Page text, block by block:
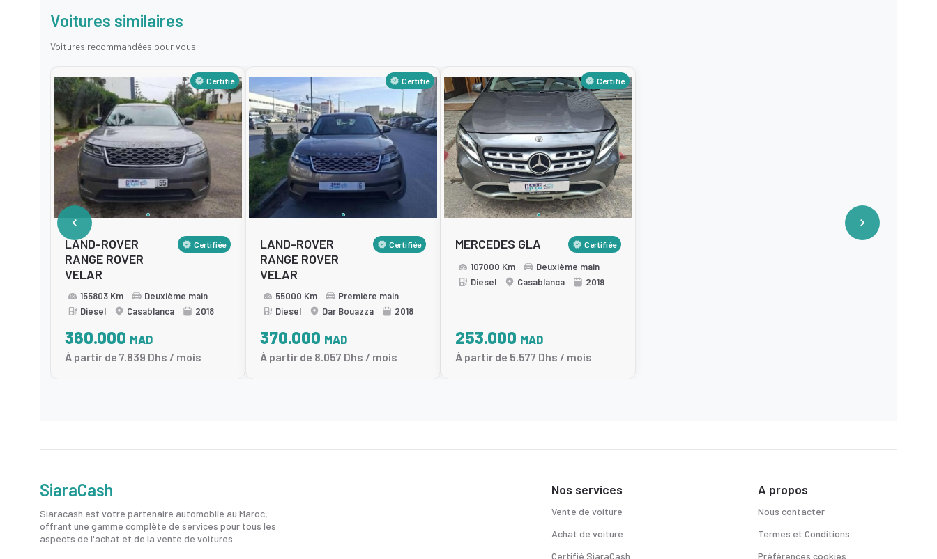
Voitures similaires
Voitures recommandées pour vous.
Certifié
LAND-ROVER
RANGE ROVER
VELAR
Certifiée
155803 Km
Deuxième main
Diesel
Casablanca 2018
360.000 MAD
À partir de 7.839 Dhs / mois
Certifié
LAND-ROVER
RANGE ROVER
VELAR
Certifiée
55000 Km
Première main
Diesel
Dar Bouazza 2018
370.000 MAD
À partir de 8.057 Dhs / mois
Certifié
MERCEDES GLA Certifiée
107000 Km
Deuxième main
Diesel
Casablanca 2019
253.000 MAD
À partir de 5.577 Dhs / mois
SiaraCash
Siaracash est votre partenaire automobile au Maroc,
offrant une gamme complète de services pour tous les
aspects de l'achat et de la vente de voitures.
Nos services
Vente de voiture
Achat de voiture
Certifié SiaraCash
A propos
Nous contacter
Termes et Conditions
Préférences cookies